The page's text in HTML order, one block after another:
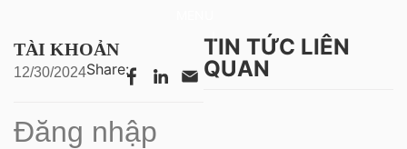
TÀI KHOẢN
12/30/2024Share:
Đăng nhập
TIN TỨC LIÊN
QUAN